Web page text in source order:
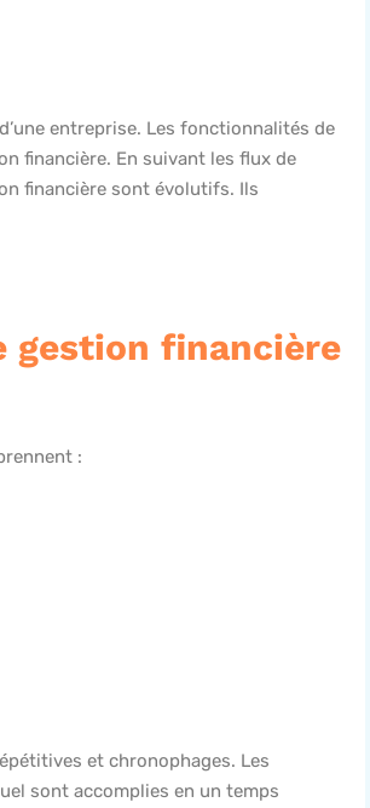
entreprise. Les fonctionnalités de
financière. En suivant les flux de
financière sont évolutifs. Ils
gestion financière
:
et chronophages. Les
sont accomplies en un temps